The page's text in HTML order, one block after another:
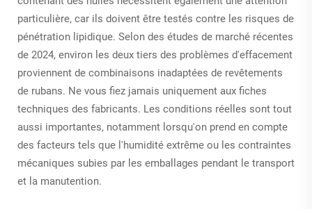
particulière, car ils doivent être testés contre les risques de
pénétration lipidique. Selon des études de marché récentes
de 2024, environ les deux tiers des problèmes d'effacement
proviennent de combinaisons inadaptées de revêtements
de rubans. Ne vous fiez jamais uniquement aux fiches
techniques des fabricants. Les conditions réelles sont tout
aussi importantes, notamment lorsqu'on prend en compte
des facteurs tels que l'humidité extrême ou les contraintes
mécaniques subies par les emballages pendant le transport
et la manutention.